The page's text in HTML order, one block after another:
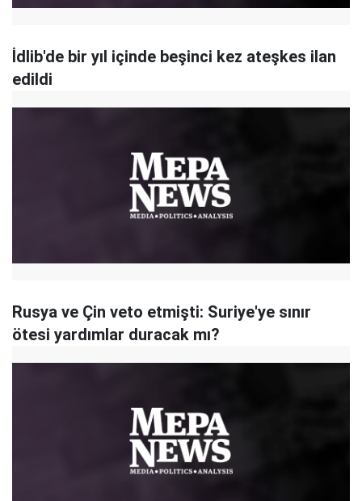
İdlib'de bir yıl içinde beşinci kez ateşkes ilan
edildi
Rusya ve Çin veto etmişti: Suriye'ye sınır
ötesi yardımlar duracak mı?